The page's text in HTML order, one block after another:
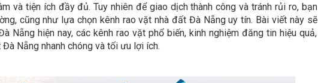
và tiện ích đầy đủ. Tuy nhiên để giao dịch thành công và tránh rủi ro, bạn
cũng như lựa chọn kênh rao vặt nhà đất Đà Nẵng uy tín. Bài viết này sẽ
Nẵng hiện nay, các kênh rao vặt phổ biến, kinh nghiệm đăng tin hiệu quả,
Nẵng nhanh chóng và tối ưu lợi ích.